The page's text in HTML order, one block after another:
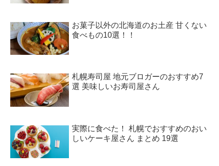
お菓子以外の北海道のお土産 甘くない
食べもの10選！！
札幌寿司屋 地元ブロガーのおすすめ7
選 美味しいお寿司屋さん
実際に食べた！ 札幌でおすすめのおい
しいケーキ屋さん まとめ 19選